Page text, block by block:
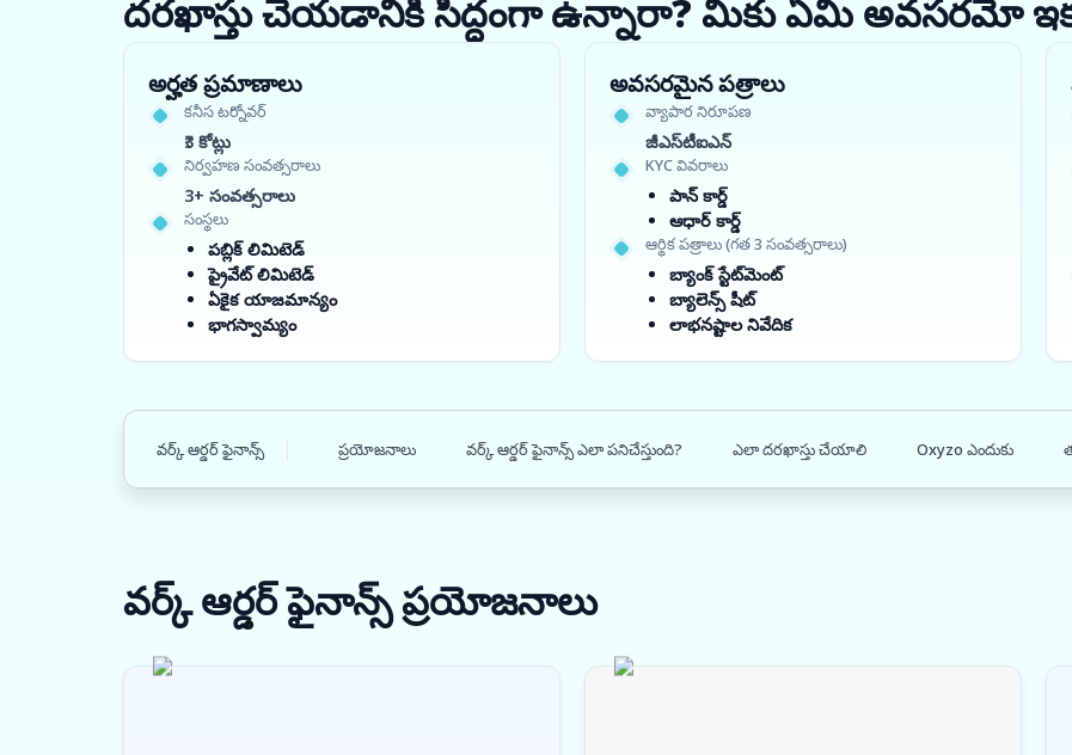
దరఖాస్తు చేయడానికి సిద్ధంగా ఉన్నారా? మీకు ఏమి అవసరమో
అర్హత ప్రమాణాలు
కనీస టర్నోవర్
₹3 కోట్లు
నిర్వహణ సంవత్సరాలు
3+ సంవత్సరాలు
సంస్థలు
పబ్లిక్ లిమిటెడ్
ప్రైవేట్ లిమిటెడ్
ఏకైక యాజమాన్యం
భాగస్వామ్యం
అవసరమైన పత్రాలు
వ్యాపార నిరూపణ
జీఎస్‌టీఐఎన్
KYC వివరాలు
పాన్ కార్డ్
ఆధార్ కార్డ్
ఆర్థిక పత్రాలు (గత 3 సంవత్సరాలు)
బ్యాంక్ స్టేట్‌మెంట్
బ్యాలెన్స్ షీట్
లాభనష్టాల నివేదిక
వర్క్ ఆర్డర్ ఫైనాన్స్ ప్రయోజనాలు వర్క్ ఆర్డర్ ఫైనాన్స్ ఎలా పనిచేస్తుంది? ఎలా దరఖాస్తు చేయాలి Oxyzo ఎందుకు
వర్క్ ఆర్డర్ ఫైనాన్స్ప్రయోజనాలు